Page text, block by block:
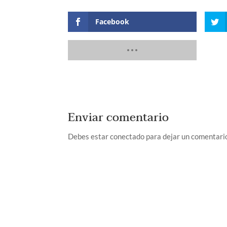
Facebook
Enviar comentario
Debes estar conectado para dejar un